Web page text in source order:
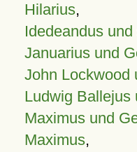
Hilarius,
Idedeandus
Januarius und
John Lockwood
Ludwig Ballejus
Maximus und
Maximus,